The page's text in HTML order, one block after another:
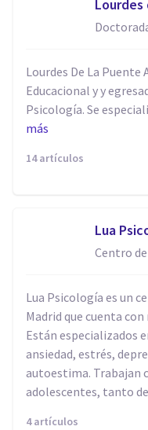
Lourdes De La
Educacional y y
Psicología. Se
más
14 artículos
Lua
Centro
Lua Psicología es un
Madrid que cuenta con
Están especializados
ansiedad, estrés,
autoestima. Trabajan
adolescentes, tanto
4 artículos